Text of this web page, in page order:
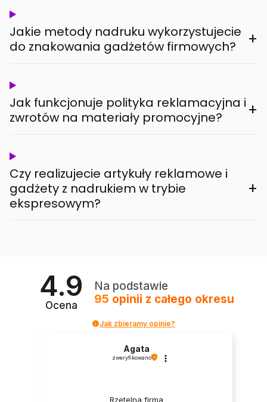
Jakie metody nadruku wykorzystujecie
do znakowania gadżetów firmowych?
+
Jak funkcjonuje polityka reklamacyjna i
zwrotów na materiały promocyjne?
+
Czy realizujecie artykuły reklamowe i
gadżety z nadrukiem w trybie
ekspresowym?
+
4.9
Ocena
Na podstawie
95 opinii z całego okresu
Jak zbieramy opinie?
Agata
zweryfikowano
Rzetelna firma